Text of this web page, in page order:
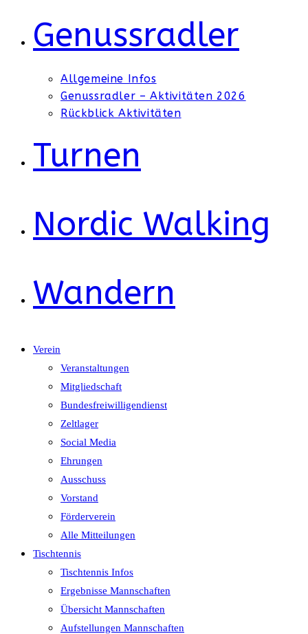
Genussradler
Allgemeine Infos
Genussradler – Aktivitäten 2026
Rückblick Aktivitäten
Turnen
Nordic Walking
Wandern
Verein
Veranstaltungen
Mitgliedschaft
Bundesfreiwilligendienst
Zeltlager
Social Media
Ehrungen
Ausschuss
Vorstand
Förderverein
Alle Mitteilungen
Tischtennis
Tischtennis Infos
Ergebnisse Mannschaften
Übersicht Mannschaften
Aufstellungen Mannschaften